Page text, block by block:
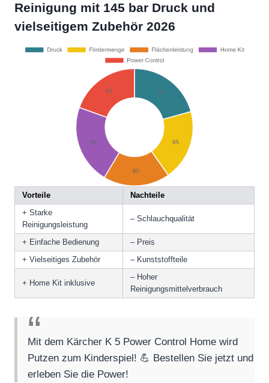
Reinigung mit 145 bar Druck und
vielseitigem Zubehör 2026
Vorteile
Nachteile
+ Starke
Reinigungsleistung
– Schlauchqualität
+ Einfache Bedienung
– Preis
+ Vielseitiges Zubehör
– Kunststoffteile
+ Home Kit inklusive
– Hoher
Reinigungsmittelverbrauch
Mit dem Kärcher K 5 Power Control Home wird
Putzen zum Kinderspiel! 💪 Bestellen Sie jetzt und
erleben Sie die Power!